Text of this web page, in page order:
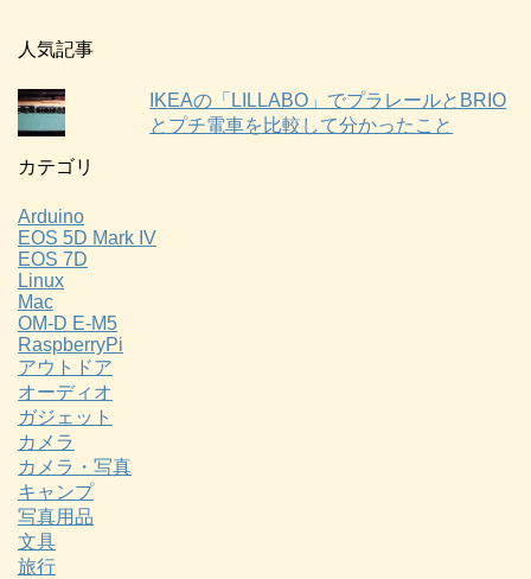
人気記事
IKEAの「LILLABO」でプラレールとBRIO
とプチ電車を比較して分かったこと
カテゴリ
Arduino
EOS 5D Mark IV
EOS 7D
Linux
Mac
OM-D E-M5
RaspberryPi
アウトドア
オーディオ
ガジェット
カメラ
カメラ・写真
キャンプ
写真用品
文具
旅行